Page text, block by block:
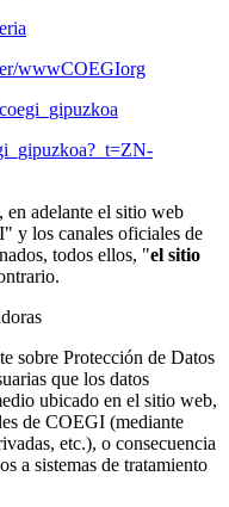
wwwCOEGIorg
en adelante el sitio web
y los canales oficiales de
todos ellos, "el sitio
sobre Protección de Datos
que los datos
ubicado en el sitio web,
de COEGI (mediante
etc.), o consecuencia
a sistemas de tratamiento